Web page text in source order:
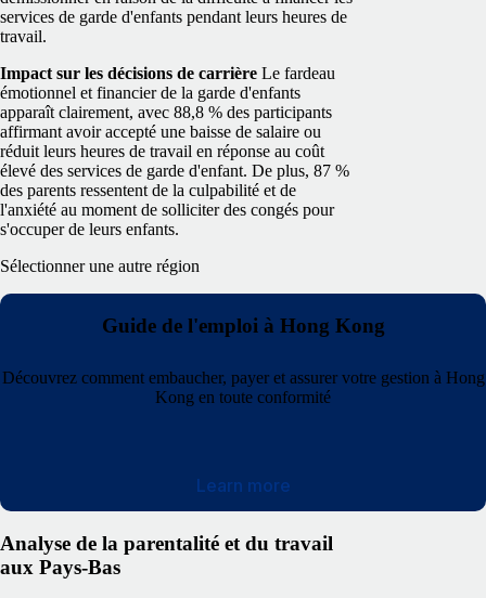
services de garde d'enfants pendant leurs heures de
travail.
Impact sur les décisions de carrière Le fardeau
émotionnel et financier de la garde d'enfants
apparaît clairement, avec 88,8 % des participants
affirmant avoir accepté une baisse de salaire ou
réduit leurs heures de travail en réponse au coût
élevé des services de garde d'enfant. De plus, 87 %
des parents ressentent de la culpabilité et de
l'anxiété au moment de solliciter des congés pour
s'occuper de leurs enfants.
Sélectionner une autre région
Guide de l'emploi à Hong Kong
Découvrez comment embaucher, payer et assurer votre gestion à Hong
Kong en toute conformité
Learn more
Analyse de la parentalité et du travail
aux Pays-Bas